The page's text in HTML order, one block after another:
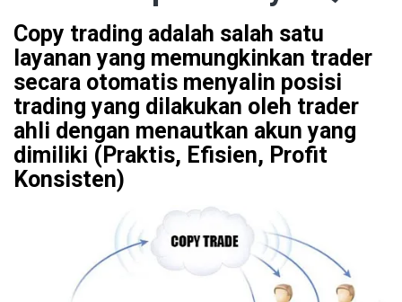
Copy trading adalah salah satu
layanan yang memungkinkan trader
secara otomatis menyalin posisi
trading yang dilakukan oleh trader
ahli dengan menautkan akun yang
dimiliki (Praktis, Efisien, Profit
Konsisten)